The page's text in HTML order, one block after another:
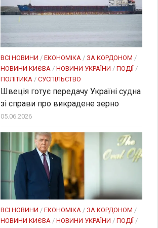
ВСІ НОВИНИ / ЕКОНОМІКА / ЗА КОРДОНОМ /
НОВИНИ КИЄВА / НОВИНИ УКРАЇНИ / ПОДІЇ/
ПОЛІТИКА / СУСПІЛЬСТВО
Швеція готує передачу Україні судна
зі справи про викрадене зерно
05.06.2026
ВСІ НОВИНИ / ЕКОНОМІКА / ЗА КОРДОНОМ /
НОВИНИ КИЄВА / НОВИНИ УКРАЇНИ / ПОДІЇ/